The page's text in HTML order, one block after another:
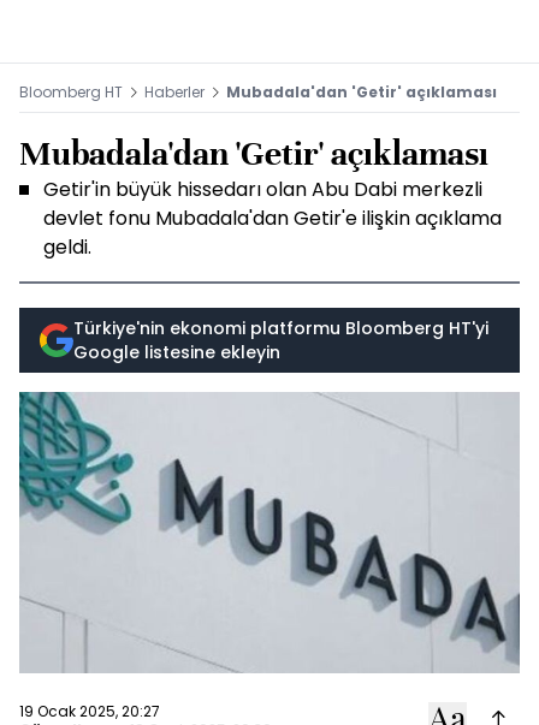
Bloomberg HT Haberler Mubadala'dan 'Getir' açıklaması
Mubadala'dan 'Getir' açıklaması
Getir'in büyük hissedarı olan Abu Dabi merkezli
devlet fonu Mubadala'dan Getir'e ilişkin açıklama
geldi.
Türkiye'nin ekonomi platformu Bloomberg HT'yi
Google listesine ekleyin
19 Ocak 2025, 20:27